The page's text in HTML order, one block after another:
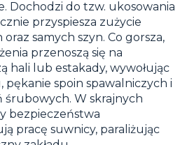
Dochodzi do tzw. ukosowania
przyspiesza zużycie
samych szyn. Co gorsza,
przenoszą się na
hali lub estakady, wywołując
pękanie spoin spawalniczych i
śrubowych. W skrajnych
bezpieczeństwa
pracę suwnicy, paraliżując